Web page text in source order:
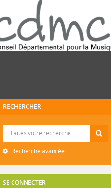
RECHERCHER
Recherche avancée
SE CONNECTER